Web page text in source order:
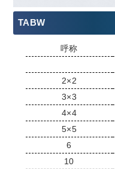
TABW
呼称
2×2
3×3
4×4
5×5
6
10